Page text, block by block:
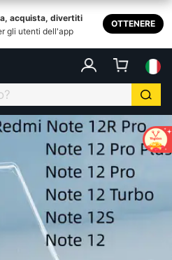
acquista, divertiti
gli utenti dell'app
OTTENERE